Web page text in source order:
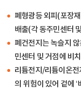
폐형광등 외피(포장
배출(각 동주민센터
폐건전지는 녹슬지
민센터 및 거점에 비
리튬전지/리튬이온
의 위험이 있어 겉에